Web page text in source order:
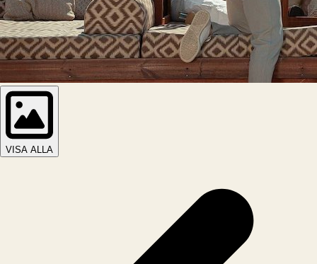
VISA ALLA